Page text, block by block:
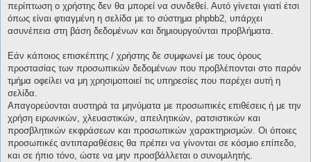
περίπτωση ο χρήστης δεν θα μπορεί να συνδεθεί. Αυτό γίνεται γιατί έτσι
όπως είναι φτιαγμένη η σελίδα με το σύστημα phpbb2, υπάρχει
ασυνέπεια στη βάση δεδομένων και δημιουργούνται προβλήματα.
Εάν κάποιος επισκέπτης / χρήστης δε συμφωνεί με τους όρους
προστασίας των προσωπικών δεδομένων που προβλέπονται στο παρόν
τμήμα οφείλει να μη χρησιμοποιεί τις υπηρεσίες που παρέχει αυτή η
σελίδα.
Απαγορεύονται αυστηρά τα μηνύματα με προσωπικές επιθέσεις ή με την
χρήση ειρωνικών, χλευαστικών, απειλητικών, ρατσιστικών και
προσβλητικών εκφράσεων και προσωπικών χαρακτηρισμών. Οι όποιες
προσωπικές αντιπαραθέσεις θα πρέπει να γίνονται σε κόσμιο επίπεδο,
και σε ήπιο τόνο, ώστε να μην προσβάλλεται ο συνομιλητής.